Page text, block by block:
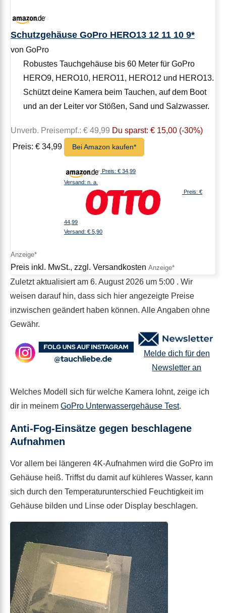
Schutzgehäuse GoPro HERO13 12 11 10 9*
von GoPro
Robustes Tauchgehäuse bis 60 Meter für GoPro
HERO9, HERO10, HERO11, HERO12 und HERO13.
Schützt deine Kamera beim Tauchen, auf dem Boot
und an der Leiter vor Stößen, Sand und Salzwasser.
Unverb. Preisempf.: € 49,99 Du sparst: € 15,00 (-30%)
Preis: € 34,99
Bei Amazon kaufen*
Preis: € 34,99
Versand: n. a.
Preis: €
44,99
Versand: € 5,90
Preis inkl. MwSt., zzgl. Versandkosten
Zuletzt aktualisiert am 6. August 2026 um 5:00 . Wir
weisen darauf hin, dass sich hier angezeigte Preise
inzwischen geändert haben können. Alle Angaben ohne
Gewähr.
Melde dich für den
Newsletter an
Welches Modell sich für welche Kamera lohnt, zeige ich
dir in meinem GoPro Unterwassergehäuse Test.
Anti-Fog-Einsätze gegen beschlagene
Aufnahmen
Vor allem bei längeren 4K-Aufnahmen wird die GoPro im
Gehäuse heiß. Triffst du damit auf kühleres Wasser, kann
sich durch den Temperaturunterschied Feuchtigkeit im
Gehäuse bilden und Linse oder Display beschlagen.